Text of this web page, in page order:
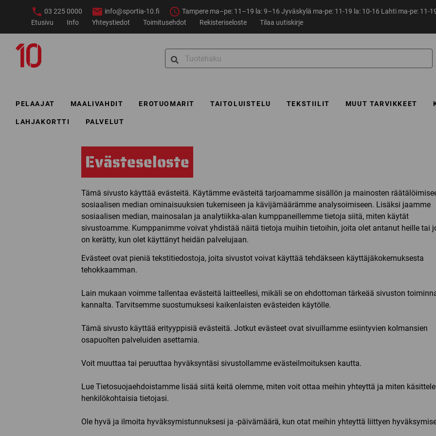
03 225 0000 info@sportia-10.fi
Tampere ma–pe: 11–19 la: 9–16 Jyväskylä ma-pe: 11-19 la: 10-16 Lahti ma-pe: 11-
Etusivu
Info Yhteystiedot Toimitusehdot Rekisteriseloste Tilaa uutiskirje
Search
for:
PELAAJAT MAALIVAHDIT EROTUOMARIT TAITOLUISTELU TEKSTIILIT MUUT TARVIKKEET
LAHJAKORTTI PALVELUT
Evästeseloste
Tämä sivusto käyttää evästeitä. Käytämme evästeitä tarjoamamme sisällön ja mainosten
sosiaalisen median ominaisuuksien tukemiseen ja kävijämäärämme analysoimiseen. Lisäksi jaamme
sosiaalisen median, mainosalan ja analytiikka-alan kumppaneillemme tietoja siitä, miten käytät
sivustoamme. Kumppanimme voivat yhdistää näitä tietoja muihin tietoihin, joita olet antanut heille tai
on kerätty, kun olet käyttänyt heidän palvelujaan.
Evästeet ovat pieniä tekstitiedostoja, joita sivustot voivat käyttää tehdäkseen käyttäjäkokemuksesta
tehokkaamman.
Lain mukaan voimme tallentaa evästeitä laitteellesi, mikäli se on ehdottoman tärkeää sivuston
kannalta. Tarvitsemme suostumuksesi kaikenlaisten evästeiden käytölle.
Tämä sivusto käyttää erityyppisiä evästeitä. Jotkut evästeet ovat sivuillamme esiintyvien kolmansien
osapuolten palveluiden asettamia.
Voit muuttaa tai peruuttaa hyväksyntäsi sivustollamme evästeilmoituksen kautta.
Lue Tietosuojaehdoistamme lisää siitä keitä olemme, miten voit ottaa meihin yhteyttä ja miten
henkilökohtaisia tietojasi.
Ole hyvä ja ilmoita hyväksymistunnuksesi ja -päivämäärä, kun otat meihin yhteyttä liittyen